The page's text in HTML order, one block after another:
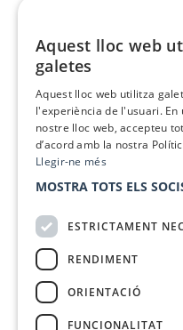
Aquest lloc web
galetes
Aquest lloc web utilitza
l'experiència de l'usuari. En
nostre lloc web, accepteu
d’acord amb la nostra
Llegir-ne més
MOSTRA TOTS ELS
ESTRICTAMENT
RENDIMENT
ORIENTACIÓ
FUNCIONALITAT